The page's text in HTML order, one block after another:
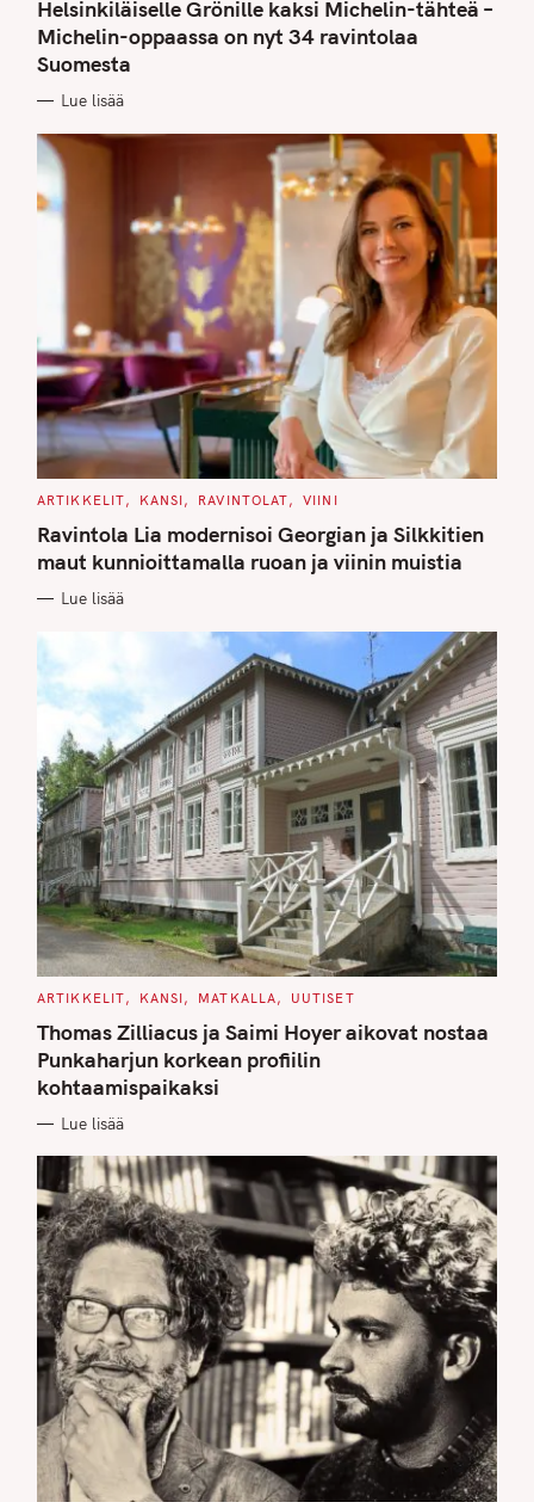
E
G
O
R
I
S
Helsinkiläiselle Grönille kaksi Michelin-tähteä –
Michelin-oppaassa on nyt 34 ravintolaa
Suomesta
Lue lisää
C
T
E
G
O
I
ARTIKKELIT KANSI RAVINTOLAT VIINI
Ravintola Lia modernisoi Georgian ja Silkkitien
maut kunnioittamalla ruoan ja viinin muistia
Lue lisää
C
T
E
G
O
R
I
S
ARTIKKELIT KANSI MATKALLA UUTISET
Thomas Zilliacus ja Saimi Hoyer aikovat nostaa
Punkaharjun korkean profiilin
kohtaamispaikaksi
Lue lisää